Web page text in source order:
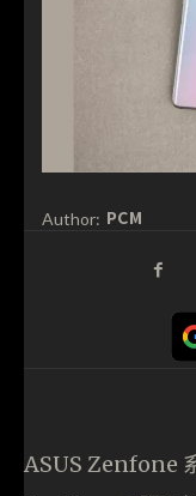
Author: PCM
ASUS Zenfone